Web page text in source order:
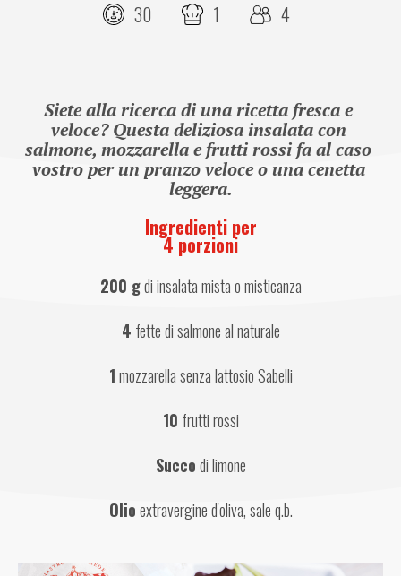
30 1 4
Siete alla ricerca di una ricetta fresca e
veloce? Questa deliziosa insalata con
salmone, mozzarella e frutti rossi fa al caso
vostro per un pranzo veloce o una cenetta
leggera.
Ingredienti per
4 porzioni
200 g di insalata mista o misticanza
4 fette di salmone al naturale
1 mozzarella senza lattosio Sabelli
10 frutti rossi
Succo di limone
Olio extravergine d'oliva, sale q.b.